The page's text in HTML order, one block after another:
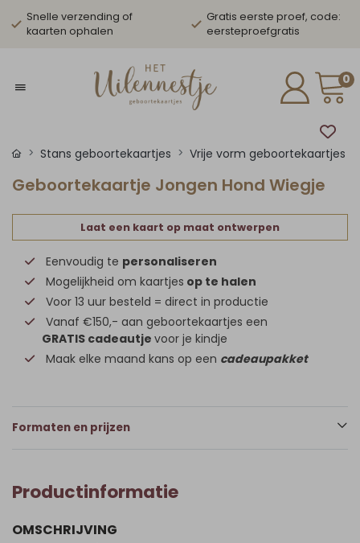
Snelle verzending of
kaarten ophalen
Gratis eerste proef, code:
eersteproefgratis
0
Stans geboortekaartjes Vrije vorm geboortekaartjes
Geboortekaartje Jongen Hond Wiegje
Laat een kaart op maat ontwerpen
Eenvoudig te personaliseren
Mogelijkheid om kaartjes op te halen
Voor 13 uur besteld = direct in productie
Vanaf €150,- aan geboortekaartjes een
GRATIS cadeautje voor je kindje
Maak elke maand kans op een cadeaupakket
Formaten en prijzen
Productinformatie
OMSCHRIJVING